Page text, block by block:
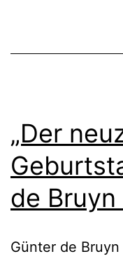
„Der
de
Günter de Bruyn